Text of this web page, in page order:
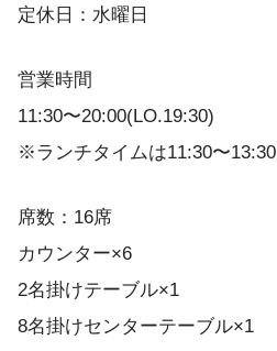
定休日：水曜日
営業時間
11:30〜20:00(LO.19:30)
※ランチタイムは11:30〜13:30
席数：16席
カウンター×6
2名掛けテーブル×1
8名掛けセンターテーブル×1